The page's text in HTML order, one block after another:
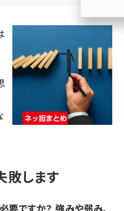
敗します
ですか？ 強みや弱み、
参